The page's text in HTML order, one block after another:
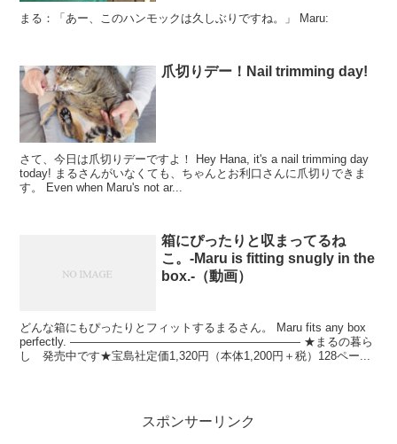
まる：「あー、このハンモックは久しぶりですね。」 Maru:
爪切りデー！Nail trimming day!
さて、今日は爪切りデーですよ！ Hey Hana, it's a nail trimming day
today! まるさんがいなくても、ちゃんとお利口さんに爪切りできま
す。 Even when Maru's not ar...
箱にぴったりと収まってるね
こ。-Maru is fitting snugly in the
box.-（動画）
どんな箱にもぴったりとフィットするまるさん。 Maru fits any box
perfectly. ———————————————————— ★まるの暮ら
し 発売中です★宝島社定価1,320円（本体1,200円＋税）128ペー...
スポンサーリンク